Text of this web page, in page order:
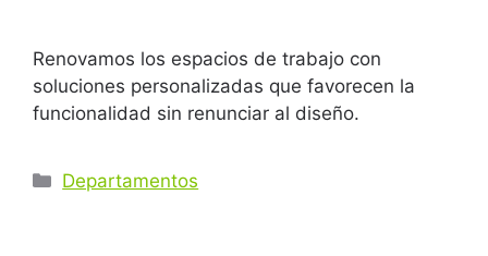
Renovamos los espacios de trabajo con
soluciones personalizadas que favorecen la
funcionalidad sin renunciar al diseño.
Departamentos